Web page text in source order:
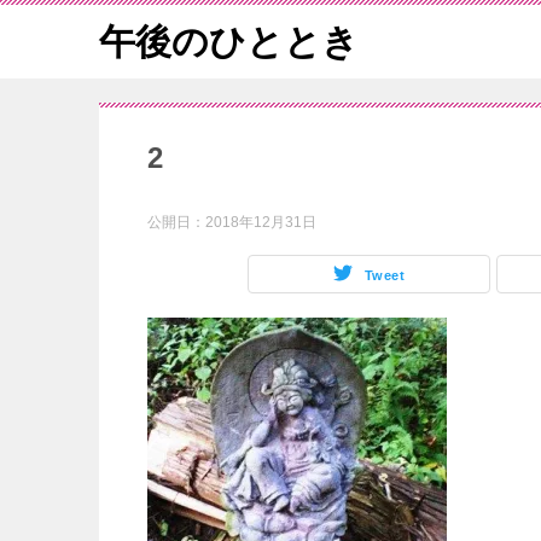
午後のひととき
2
公開日： 2018年12月31日
Tweet